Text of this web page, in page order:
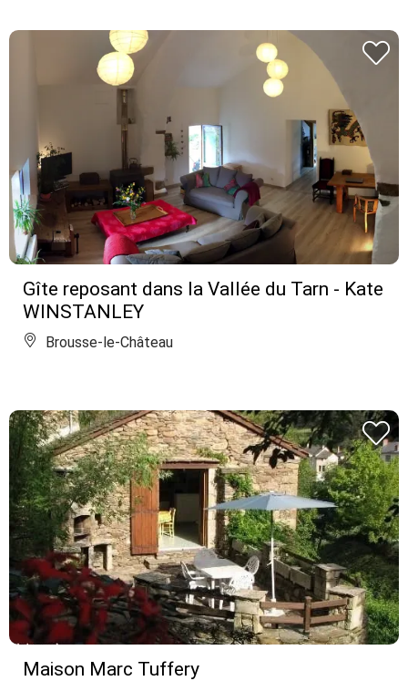
Gîte reposant dans la Vallée du Tarn - Kate
WINSTANLEY
Brousse-le-Château
Maison Marc Tuffery